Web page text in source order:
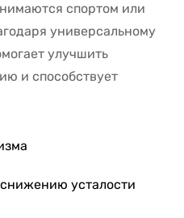
спортом или
универсальному
улучшить
и способствует
усталости